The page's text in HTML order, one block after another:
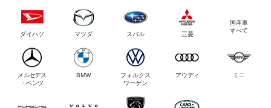
ダイハツ マツダ スバル 三菱
国産車
すべて
メルセデス
・ベンツ
BMW
フォルクス
ワーゲン
アウディ ミニ